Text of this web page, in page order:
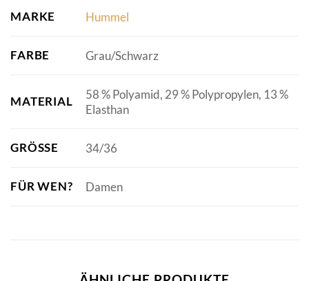
MARKE Hummel
FARBE Grau/Schwarz
MATERIAL
58 % Polyamid, 29 % Polypropylen, 13 %
Elasthan
GRÖSSE 34/36
FÜR WEN? Damen